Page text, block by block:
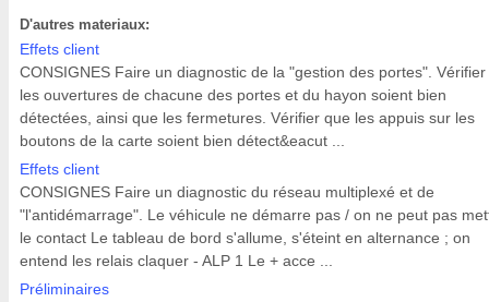
D'autres materiaux:
Effets client
CONSIGNES Faire un diagnostic de la "gestion des portes".
les ouvertures de chacune des portes et du hayon soient bien
détectées, ainsi que les fermetures. Vérifier que les appuis sur les
boutons de la carte soient bien détect&eacut ...
Effets client
CONSIGNES Faire un diagnostic du réseau multiplexé et de
"l'antidémarrage". Le véhicule ne démarre pas / on ne peut pas
le contact Le tableau de bord s'allume, s'éteint en alternance ; on
entend les relais claquer - ALP 1 Le + acce ...
Préliminaires